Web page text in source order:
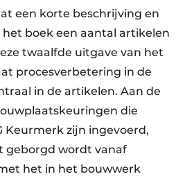
een korte beschrijving en
het boek een aantal artikelen
twaalfde uitgave van het
procesverbetering in de
in de artikelen. Aan de
die
Keurmerk zijn ingevoerd,
geborgd wordt vanaf
het in het bouwwerk